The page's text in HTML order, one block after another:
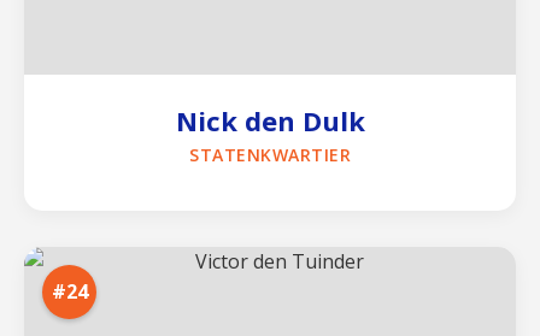
Nick den Dulk
STATENKWARTIER
#24